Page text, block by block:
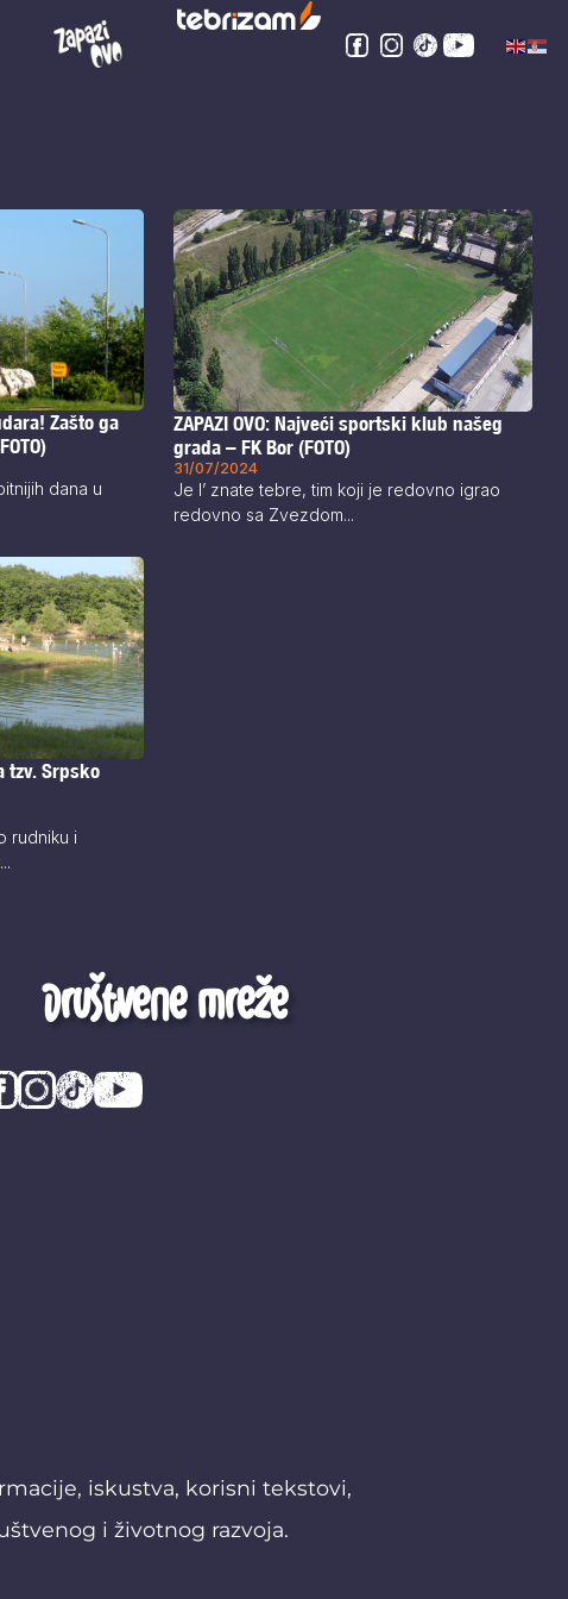
Zašto ga
dana u
ZAPAZI OVO: Najveći sportski klub našeg
grada – FK Bor (FOTO)
31/07/2024
Je l’ znate tebre, tim koji je redovno igrao
redovno sa Zvezdom...
tzv. Srpsko
rudniku i
Društvene mreže
iskustva, korisni tekstovi,
i životnog razvoja.